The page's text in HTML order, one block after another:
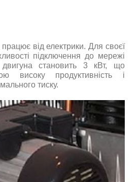
від електрики. Для своєї
підключення до мережі
становить 3 кВт, що
високу продуктивність і
тиску.